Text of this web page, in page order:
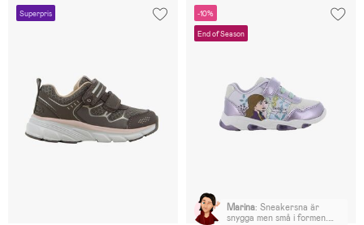
Superpris -10%
End of Season
Marina: Sneakersna är
snygga men små i formen.